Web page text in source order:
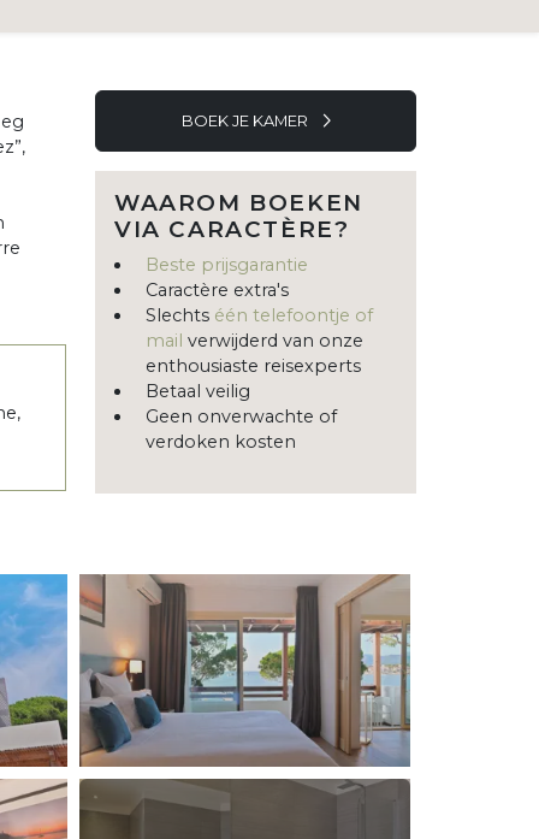
BOEK JE KAMER
WAAROM BOEKEN
VIA CARACTÈRE?
Beste prijsgarantie
Caractère extra's
Slechts één telefoontje of
mail verwijderd van onze
enthousiaste reisexperts
Betaal veilig
Geen onverwachte of
verdoken kosten